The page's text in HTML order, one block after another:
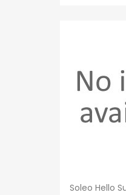
Soleo Hello